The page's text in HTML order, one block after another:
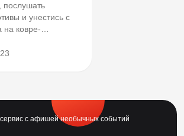
послушать
и унестись с
на ковре-
с афишей необычных событий